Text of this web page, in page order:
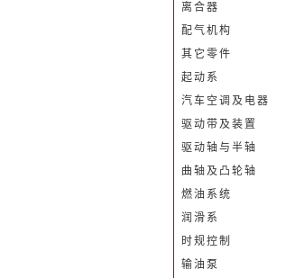
离合器
配气机构
其它零件
起动系
汽车空调及电器
驱动带及装置
驱动轴与半轴
曲轴及凸轮轴
燃油系统
润滑系
时规控制
输油泵